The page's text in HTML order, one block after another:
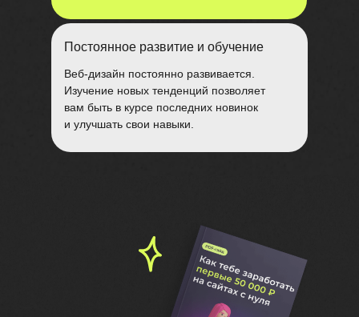
Постоянное развитие и обучение
Веб-дизайн постоянно развивается.
Изучение новых тенденций позволяет
вам быть в курсе последних новинок
и улучшать свои навыки.